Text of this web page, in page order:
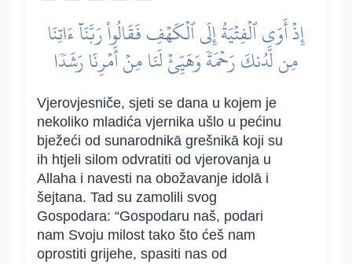
إِذۡ أَوَى ٱلۡفِتۡيَةُ إِلَى ٱلۡكَهۡفِ فَقَالُواْ رَبَّنَآ ءَاتِنَا
مِن لَّدُنكَ رَحۡمَةٗ وَهَيِّئۡ لَنَا مِنۡ أَمۡرِنَا رَشَدٗا
Vjerovjesniče, sjeti se dana u kojem je
nekoliko mladića vjernika ušlo u pećinu
bježeći od sunarodnikā grešnikā koji su
ih htjeli silom odvratiti od vjerovanja u
Allaha i navesti na obožavanje idolā i
šejtana. Tad su zamolili svog
Gospodara: “Gospodaru naš, podari
nam Svoju milost tako što ćeš nam
oprostiti grijehe, spasiti nas od